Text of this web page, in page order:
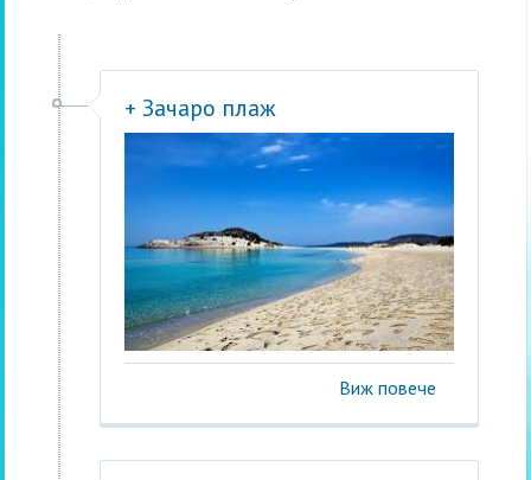
+ Зачаро плаж
Виж повече